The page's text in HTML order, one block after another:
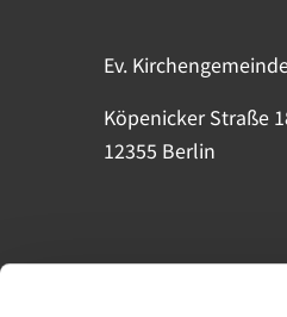
Ev.
Köpenicker Straße
12355 Berlin